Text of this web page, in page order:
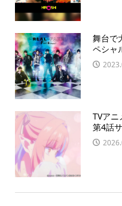
舞台で
ペシャ
TVアニ
第4話